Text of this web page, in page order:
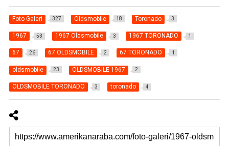
Foto Galeri 327 Oldsmobile 18 Toronado 3
1967 53 1967 Oldsmobile 3 1967 TORONADO 1
67 26 67 OLDSMOBILE 2 67 TORONADO 1
oldsmobile 23 OLDSMOBILE 1967 2
OLDSMOBILE TORONADO 3 toronado 4